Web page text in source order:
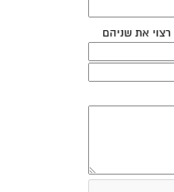
רצוי את שניהם